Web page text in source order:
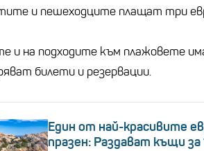
и пешеходците плащат три
и на подходите към плажовете
билети и резервации.
Един от най-красивите
празен: Раздават къщи за